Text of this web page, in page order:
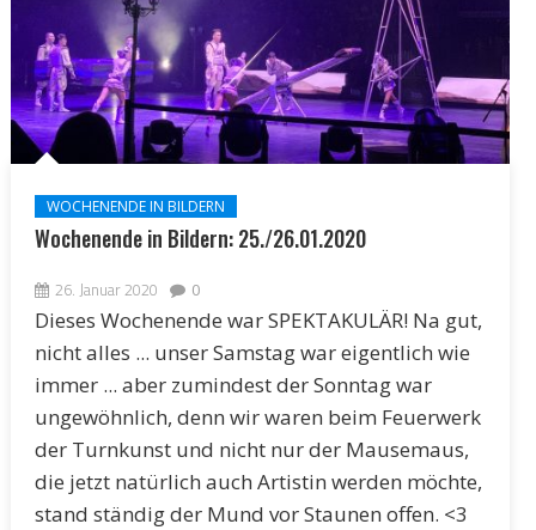
WOCHENENDE IN BILDERN
Wochenende in Bildern: 25./26.01.2020
26. Januar 2020 0
Dieses Wochenende war SPEKTAKULÄR! Na gut,
nicht alles ... unser Samstag war eigentlich wie
immer ... aber zumindest der Sonntag war
ungewöhnlich, denn wir waren beim Feuerwerk
der Turnkunst und nicht nur der Mausemaus,
die jetzt natürlich auch Artistin werden möchte,
stand ständig der Mund vor Staunen offen. <3